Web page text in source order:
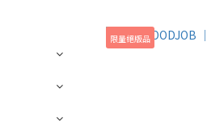
限量絕版品